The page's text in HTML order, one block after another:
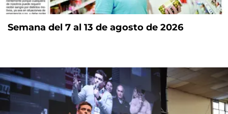
Semana del 7 al 13 de agosto de 2026